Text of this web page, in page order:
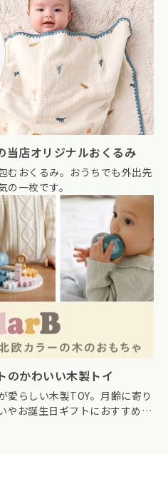
当店オリジナルおくるみ
むおくるみ。おうちでも外出先
一枚です。
のかわいい木製トイ
愛らしい木製TOY。月齢に寄り
やお誕生日ギフトにおすすめで